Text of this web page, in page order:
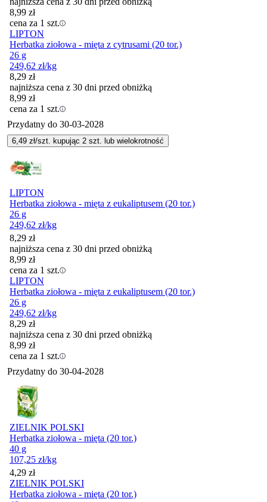
8,99 zł
cena za 1 szt.
LIPTON
Herbatka ziołowa - mięta z cytrusami (20 tor.)
26 g
249,62 zł/kg
8,29 zł
najniższa cena z 30 dni przed obniżką
8,99 zł
cena za 1 szt.
Przydatny do 30-03-2028
6,49 zł/szt. kupując 2 szt. lub wielokrotność
LIPTON
Herbatka ziołowa - mięta z eukaliptusem (20 tor.)
26 g
249,62 zł/kg
8,29 zł
najniższa cena z 30 dni przed obniżką
8,99 zł
cena za 1 szt.
LIPTON
Herbatka ziołowa - mięta z eukaliptusem (20 tor.)
26 g
249,62 zł/kg
8,29 zł
najniższa cena z 30 dni przed obniżką
8,99 zł
cena za 1 szt.
Przydatny do 30-04-2028
ZIELNIK POLSKI
Herbatka ziołowa - mięta (20 tor.)
40 g
107,25 zł/kg
Cena
4,29 zł
ZIELNIK POLSKI
Herbatka ziołowa - mięta (20 tor.)